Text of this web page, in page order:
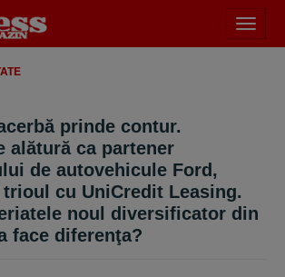
meniu
prinde contur.
alătură ca partener
de autovehicule Ford,
cu UniCredit Leasing.
noul diversificator din
face diferenţa?